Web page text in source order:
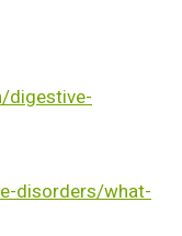
digestive-
disorders/what-